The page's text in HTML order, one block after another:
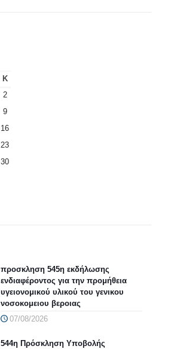
Κ
2
9
16
23
30
προσκληση 545η εκδήλωσης
ενδιαφέροντος για την προμήθεια
υγειονομικού υλικού του γενικου
νοσοκομειου βεροιας
07/08/2026
544η Πρόσκληση Υποβολής